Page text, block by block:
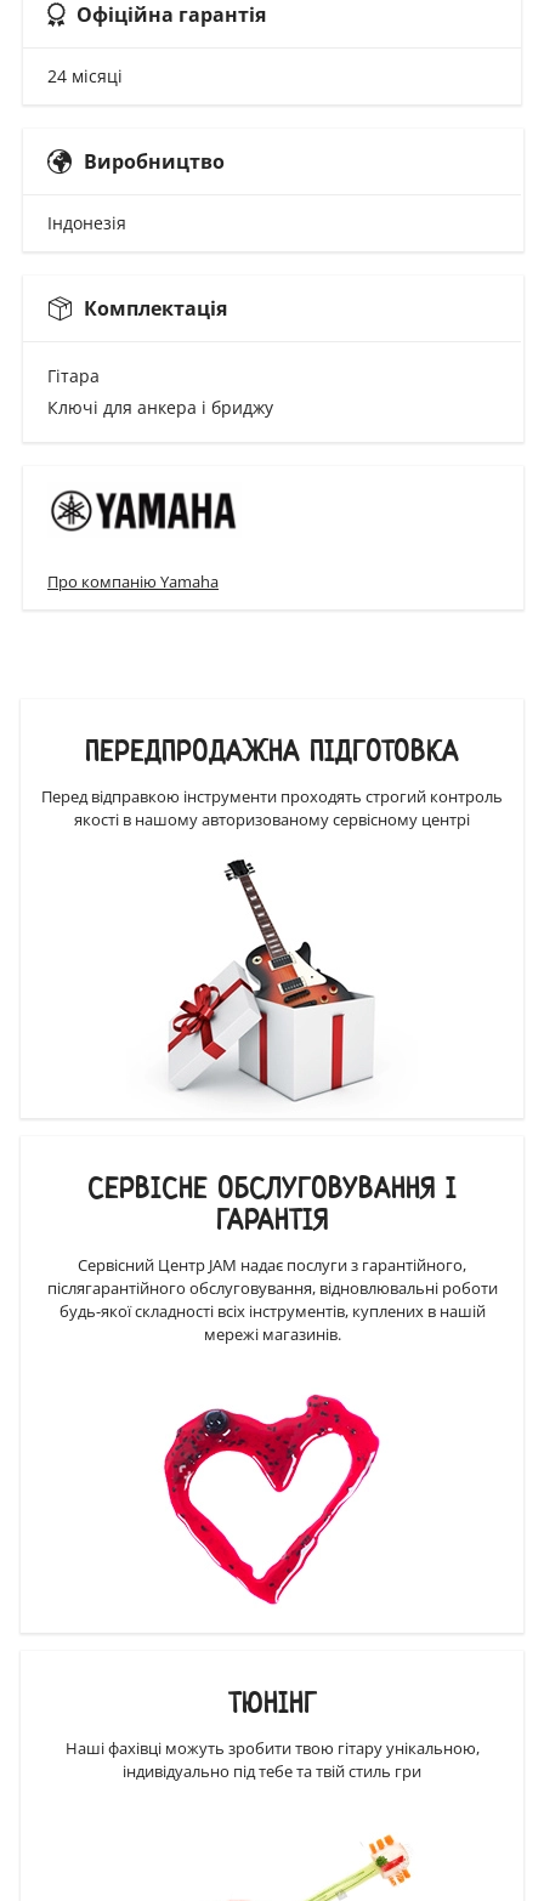
Офіційна гарантія
24 місяці
Виробництво
Індонезія
Комплектація
Гітара
Ключі для анкера і бриджу
Про компанію Yamaha
ПЕРЕДПРОДАЖНА ПІДГОТОВКА
Перед відправкою інструменти проходять строгий контроль
якості в нашому авторизованому сервісному центрі
СЕРВІСНЕ ОБСЛУГОВУВАННЯ І
ГАРАНТІЯ
Сервісний Центр JAM надає послуги з гарантійного,
післягарантійного обслуговування, відновлювальні роботи
будь-якої складності всіх інструментів, куплених в нашій
мережі магазинів.
ТЮНІНГ
Наші фахівці можуть зробити твою гітару унікальною,
індивідуально під тебе та твій стиль гри